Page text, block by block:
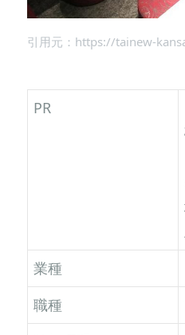
引用元：https://tainew-
PR
業種
職種